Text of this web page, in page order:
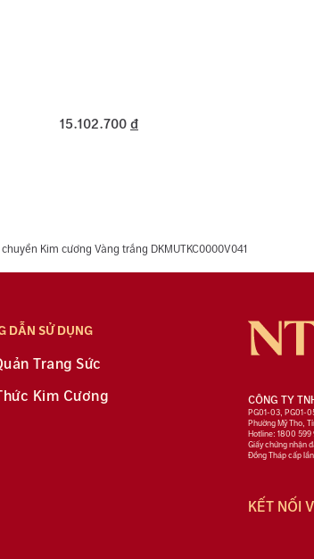
15.102.700 đ
Kim cương Vàng trắng DKMUTKC0000V041
DẪN SỬ DỤNG
Trang Sức
Kim Cương
CÔNG TY
PG01-03, PG01-
Phường Mỹ Tho,
Hotline: 1800
Giấy chứng nhận
Đồng Tháp cấp
KẾT NỐI